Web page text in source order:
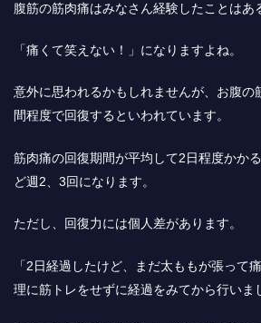
腹筋の筋肉痛はみなさん経験したことはあ
「痛くて笑えない！」になりますよね。
意外に思われるかもしれませんが、お腹の
間程度で回復するといわれています。
筋肉痛の回復期間が平均して2日程度かか
ど週2、3回になります。
ただし、回復力には個人差があります。
「2日経過したけど、まだ太ももが張って
理に筋トレをせずに経過をみてから行いま